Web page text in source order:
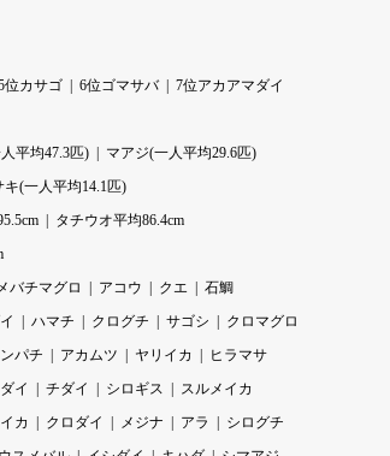
位カサゴ 6位ゴマサバ
7位アカアマダイ
平均47.3匹)
マアジ(一人平均29.6匹)
キ(一人平均14.1匹)
タチウオ平均86.4cm
バチマグロ アコウ クエ
石鯛
ハマチ クログチ サゴシ
クロマグロ
パチ アカムツ ヤリイカ
ヒラマサ
イ チダイ シロギス
スルメイカ
カ クロダイ メジナ アラ
シログチ